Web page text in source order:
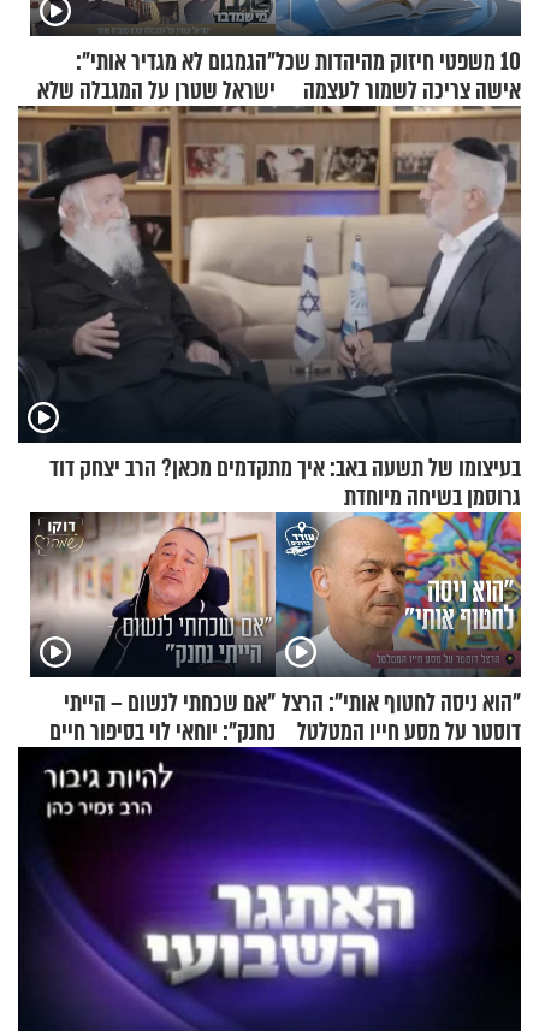
10 משפטי חיזוק מהיהדות שכל
אישה צריכה לשמור לעצמה
"הגמגום לא מגדיר אותי":
ישראל שטרן על המגבלה שלא
עוצרת אותו
בעיצומו של תשעה באב: איך מתקדמים מכאן? הרב יצחק דוד
גרוסמן בשיחה מיוחדת
"הוא ניסה לחטוף אותי": הרצל
דוסטר על מסע חייו המטלטל
"אם שכחתי לנשום – הייתי
נחנק": יוחאי לוי בסיפור חיים
מעורר השראה